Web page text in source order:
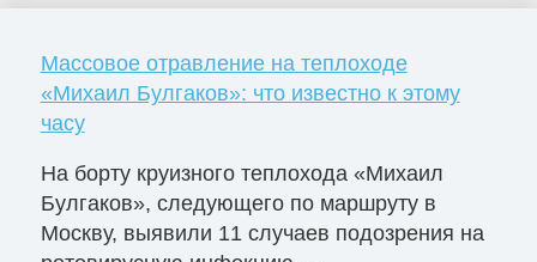
Массовое отравление на теплоходе
«Михаил Булгаков»: что известно к этому
часу
На борту круизного теплохода «Михаил
Булгаков», следующего по маршруту в
Москву, выявили 11 случаев подозрения на